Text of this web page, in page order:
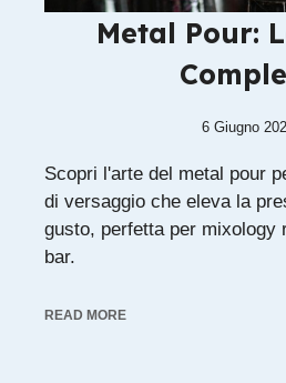
Metal Pour:
6 Giugno
Scopri l'arte del metal pour
di versaggio che eleva la
gusto, perfetta per mixology
bar.
READ MORE